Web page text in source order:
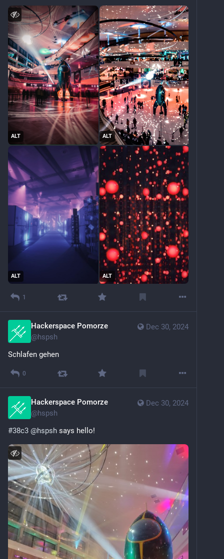
ALT ALT
ALT ALT
1
Dec 30, 2024
Hackerspace Pomorze
@hspsh
Schlafen gehen
0
Dec 30, 2024
Hackerspace Pomorze
@hspsh
#38c3 @hspsh says hello!